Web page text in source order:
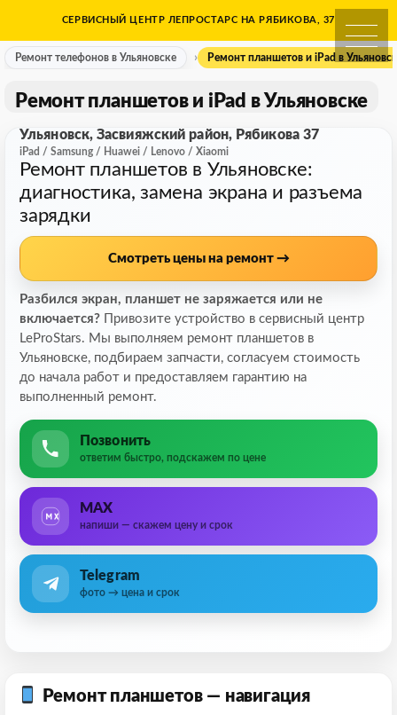
content
Ремонт телефонов в
СЕРВИСНЫЙ ЦЕНТР ЛЕПРОСТАРС НА РЯБИКОВА, 37
Ремонт телефонов в Ульяновске Ремонт планшетов и iPad в
Ремонт планшетов и iPad в Ульяновске
Ульяновск, Засвияжский район, Рябикова 37
iPad / Samsung / Huawei / Lenovo / Xiaomi
Ремонт планшетов в Ульяновске:
диагностика, замена экрана и разъема
зарядки
Смотреть цены на ремонт →
Разбился экран, планшет не заряжается или не
включается? Привозите устройство в сервисный центр
LeProStars. Мы выполняем ремонт планшетов в
Ульяновске, подбираем запчасти, согласуем стоимость
до начала работ и предоставляем гарантию на
выполненный ремонт.
Позвонить
ответим быстро, подскажем по цене
MAX
напиши — скажем цену и срок
Telegram
фото → цена и срок
Ремонт планшетов — навигация